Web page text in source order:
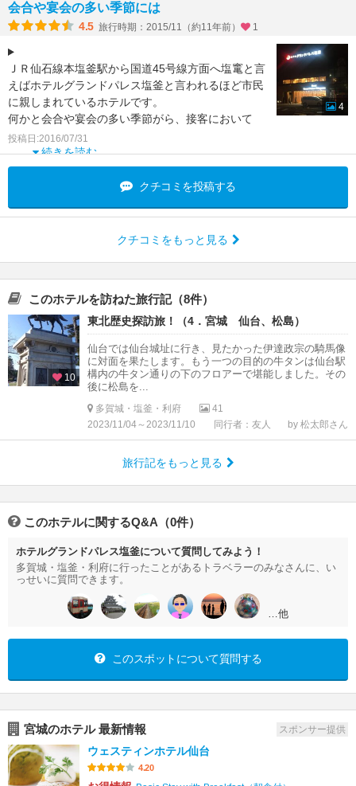
会合や宴会の多い季節には
4.5 旅行時期：2015/11（約11年前） 1
ＪＲ仙石線本塩釜駅から国道45号線方面へ塩竃と言
えばホテルグランドパレス塩釜と言われるほど市民
に親しまれているホテルです。
何かと会合や宴会の多い季節がら、接客において
も、地産地消の新鮮食材を利用し
続きを読む
投稿日:2016/07/31
4
クチコミを投稿する
クチコミをもっと見る
このホテルを訪ねた旅行記（8件）
10
東北歴史探訪旅！（4．宮城 仙台、松島）
仙台では仙台城址に行き、見たかった伊達政宗の騎馬像
に対面を果たします。もう一つの目的の牛タンは仙台駅
構内の牛タン通りの下のフロアーで堪能しました。その
後に松島を...
多賀城・塩釜・利府
41
2023/11/04～2023/11/10
同行者：友人 by 松太郎さん
旅行記をもっと見る
このホテルに関するQ&A（0件）
ホテルグランドパレス塩釜について質問してみよう！
多賀城・塩釜・利府に行ったことがあるトラベラーのみなさんに、い
っせいに質問できます。
…他
このスポットについて質問する
宮城のホテル 最新情報 スポンサー提供
ウェスティンホテル仙台
4.20